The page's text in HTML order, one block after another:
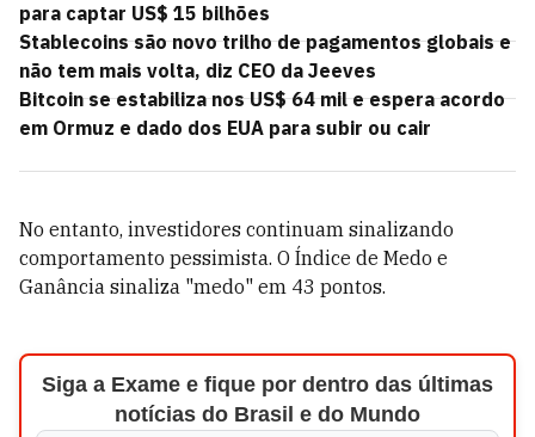
para captar US$ 15 bilhões
Stablecoins são novo trilho de pagamentos globais e
não tem mais volta, diz CEO da Jeeves
Bitcoin se estabiliza nos US$ 64 mil e espera acordo
em Ormuz e dado dos EUA para subir ou cair
No entanto, investidores continuam sinalizando
comportamento pessimista. O Índice de Medo e
Ganância sinaliza "medo" em 43 pontos.
Siga a Exame e fique por dentro das últimas
notícias do Brasil e do Mundo